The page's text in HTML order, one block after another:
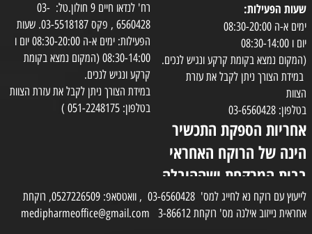
שעות הפעילות:
ימים א-ה 08:30-20:00
יום ו 08:30-14:00
(המקום נמצא בקומת קרקע ונגיש לנכים.
במידת הצורך ניתן לקבל את עזרת
הצוות
בטלפון: 03-6560428
אחריות הספקת התכשיר
הינה של הרוקח האחראי
בבית המרקחת ושההובלה
בפועל תעשה בעזרת
השליח
רח' לנדאו חיים 9 חולון.טל: 03-
6560428 , פקס 03-5518187. שעות
הפעילות: ימים א-ה 08:30-20:00 יום ו
08:30-14:00 (המקום נמצא בקומת
קרקע ונגיש לנכים.
במידת הצורך ניתן לקבל את עזרת הצוות
בטלפון: 051-2248175 )
לייעוץ עם רוקח נא לחייג למס' 03-6560428 , וואטסאפ: 0527226509, רוקחת
אחראית נייזוב אילנה מס' רוקחת 3-86612 medipharmeoffice@gmail.com